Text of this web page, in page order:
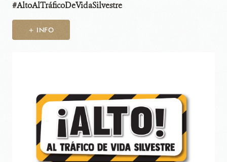
#AltoAlTráficoDeVidaSilvestre
+ INFO